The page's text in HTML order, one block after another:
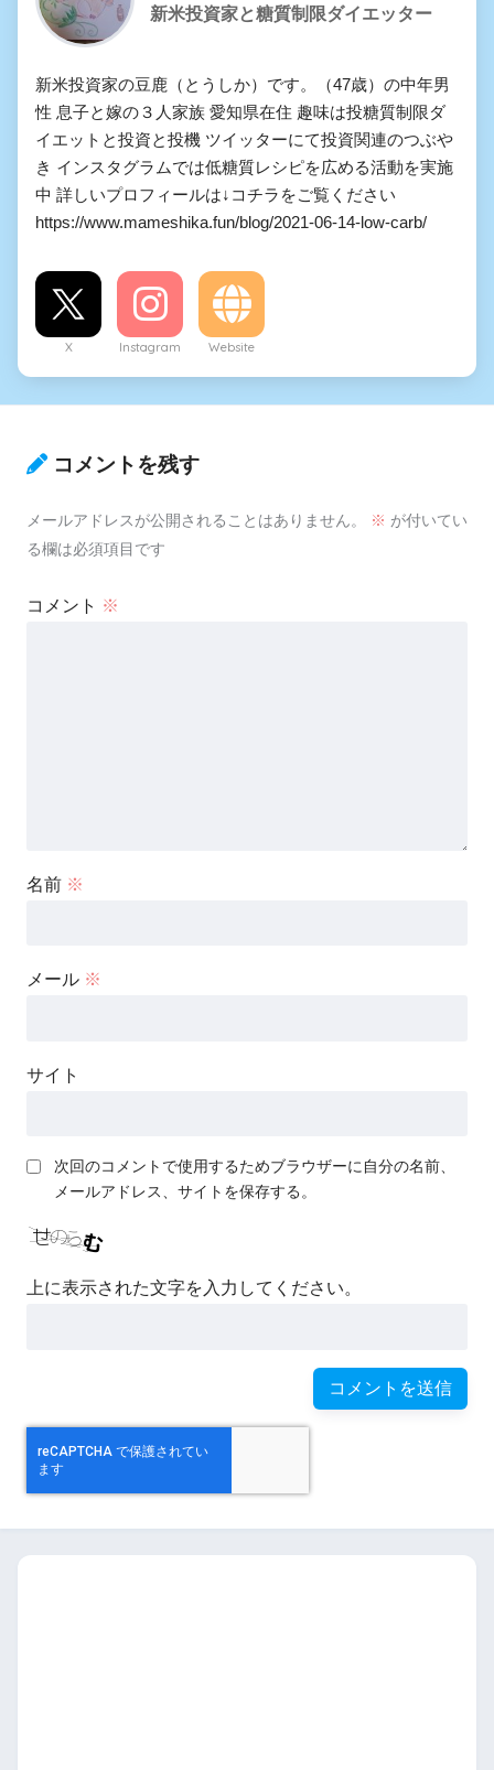
新米投資家と糖質制限ダイエッター
新米投資家の豆鹿（とうしか）です。（47歳）の中年男
性 息子と嫁の３人家族 愛知県在住 趣味は投糖質制限ダ
イエットと投資と投機 ツイッターにて投資関連のつぶや
き インスタグラムでは低糖質レシピを広める活動を実施
中 詳しいプロフィールは↓コチラをご覧ください
https://www.mameshika.fun/blog/2021-06-14-low-carb/
X Instagram Website
コメントを残す
メールアドレスが公開されることはありません。 ※ が付いてい
る欄は必須項目です
コメント ※
名前 ※
メール ※
サイト
次回のコメントで使用するためブラウザーに自分の名前、
メールアドレス、サイトを保存する。
上に表示された文字を入力してください。